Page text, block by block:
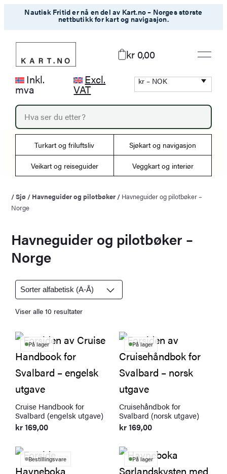
Hopp
innhold
Nautisk Fritid er nå en del av Kart.no – Norges største
nettbutikk for kart og navigasjon.
kr 0,00
Inkl.
mva
Excl.
VAT
kr – NOK
P
o
d
c
s
e
a
h
Turkart og friluftsliv Sjøkart og navigasjon
Veikart og reiseguider Veggkart og interiør
/Sjø / Havneguider og pilotbøker / Havneguider og pilotbøker –
Norge
Havneguider og pilotbøker –
Norge
Viser alle 10 resultater
På lager
Cruise Handbook for
Svalbard (engelsk utgave)
kr169,00
På lager
Cruisehåndbok for
Svalbard (norsk utgave)
kr169,00
Bestillingsvare På lager